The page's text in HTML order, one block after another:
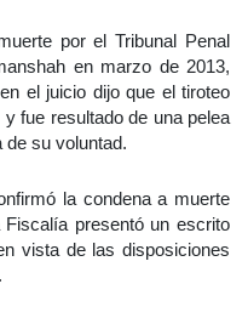
por el Tribunal Penal
en marzo de 2013,
el juicio dijo que el tiroteo
fue resultado de una pelea
de su voluntad.
la condena a muerte
presentó un escrito
vista de las disposiciones